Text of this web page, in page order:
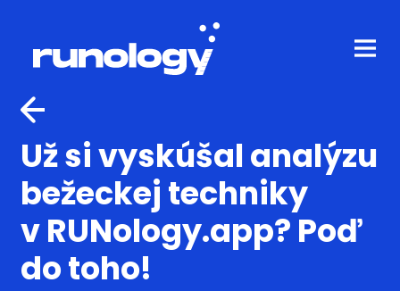
Už si vyskúšal analýzu
bežeckej techniky
v RUNology.app? Poď
do toho!